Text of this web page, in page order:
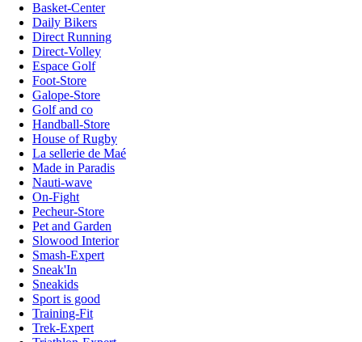
Basket-Center
Daily Bikers
Direct Running
Direct-Volley
Espace Golf
Foot-Store
Galope-Store
Golf and co
Handball-Store
House of Rugby
La sellerie de Maé
Made in Paradis
Nauti-wave
On-Fight
Pecheur-Store
Pet and Garden
Slowood Interior
Smash-Expert
Sneak'In
Sneakids
Sport is good
Training-Fit
Trek-Expert